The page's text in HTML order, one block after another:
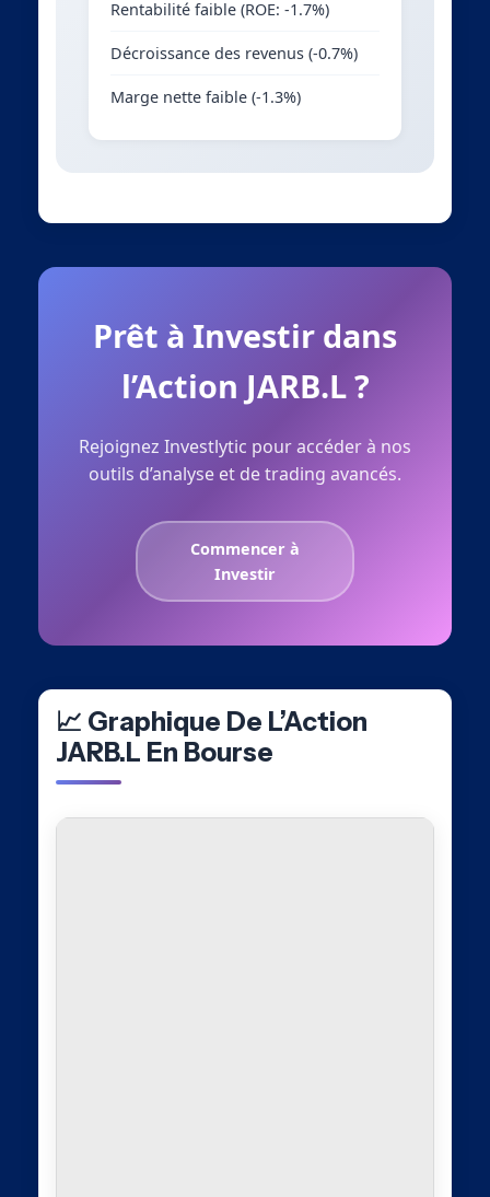
Rentabilité faible (ROE: -1.7%)
Décroissance des revenus (-0.7%)
Marge nette faible (-1.3%)
Prêt à Investir dans
l’Action JARB.L ?
Rejoignez Investlytic pour accéder à nos
outils d’analyse et de trading avancés.
Commencer à
Investir
📈 Graphique De L’Action
JARB.L En Bourse